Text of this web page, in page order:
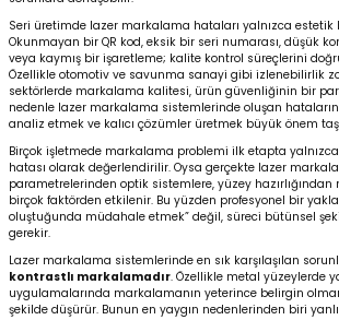
Seri üretimde lazer markalama hataları yalnızca
Okunmayan bir QR kod, eksik bir seri numarası, düşük
veya kaymış bir işaretleme; kalite kontrol süreçlerini
Özellikle otomotiv ve savunma sanayi gibi izlenebilirlik
sektörlerde markalama kalitesi, ürün güvenliğinin bir
nedenle lazer markalama sistemlerinde oluşan
analiz etmek ve kalıcı çözümler üretmek büyük önem
Birçok işletmede markalama problemi ilk etapta yalnızca
hatası olarak değerlendirilir. Oysa gerçekte lazer
parametrelerinden optik sistemlere, yüzey
birçok faktörden etkilenir. Bu yüzden profesyonel bir
oluştuğunda müdahale etmek” değil, süreci bütünsel
gerekir.
Lazer markalama sistemlerinde en sık karşılaşılan
kontrastlı markalamadır. Özellikle metal yüzeylerde
uygulamalarında markalamanın yeterince belirgin
şekilde düşürür. Bunun en yaygın nedenlerinden biri